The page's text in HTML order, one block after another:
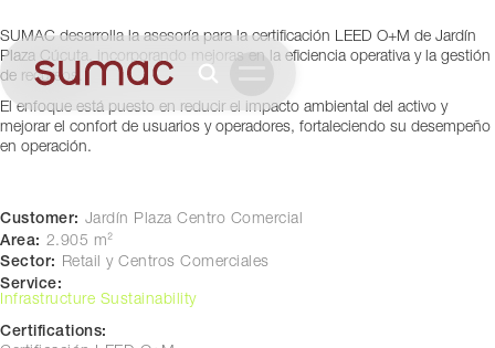
SUMAC desarrolla la asesoría para la certificación LEED O+M de Jardín
Plaza Cúcuta, incorporando mejoras en la eficiencia operativa y la gestión
de recursos.
El enfoque está puesto en reducir el impacto ambiental del activo y
mejorar el confort de usuarios y operadores, fortaleciendo su desempeño
en operación.
Customer: Jardín Plaza Centro Comercial
Area: 2.905 m²
Sector: Retail y Centros Comerciales
Service:
Infrastructure Sustainability
Certifications: